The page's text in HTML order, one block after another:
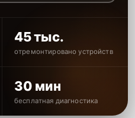
45 тыс.
отремонтировано устройств
30 мин
бесплатная диагностика